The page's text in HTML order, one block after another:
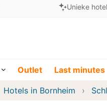
Unieke
Outlet Last minutes
Hotels in Bornheim